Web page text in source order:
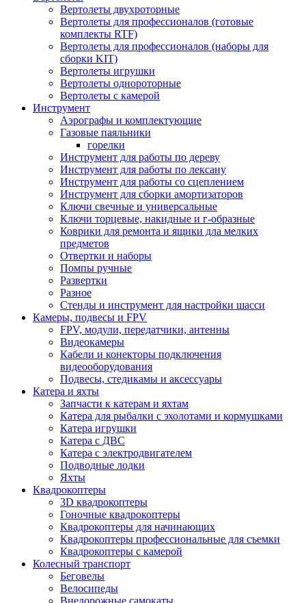
Вертолеты двухроторные
Вертолеты для профессионалов (готовые
комплекты RTF)
Вертолеты для профессионалов (наборы для
сборки KIT)
Вертолеты игрушки
Вертолеты однороторные
Вертолеты с камерой
Инструмент
Аэрографы и комплектующие
Газовые паяльники
горелки
Инструмент для работы по дереву
Инструмент для работы по лексану
Инструмент для работы со сцеплением
Инструмент для сборки амортизаторов
Ключи свечные и универсальные
Ключи торцевые, накидные и г-образные
Коврики для ремонта и ящики дла мелких
предметов
Отвертки и наборы
Помпы ручные
Развертки
Разное
Стенды и инструмент для настройки шасси
Камеры, подвесы и FPV
FPV, модули, передатчики, антенны
Видеокамеры
Кабели и конекторы подключения
видеооборудования
Подвесы, стедикамы и аксессуары
Катера и яхты
Запчасти к катерам и яхтам
Катера для рыбалки с эхолотами и кормушками
Катера игрушки
Катера с ДВС
Катера с электродвигателем
Подводные лодки
Яхты
Квадрокоптеры
3D квадрокоптеры
Гоночные квадрокоптеры
Квадрокоптеры для начинающих
Квадрокоптеры профессиональные для съемки
Квадрокоптеры с камерой
Колесный транспорт
Беговелы
Велосипеды
Внедорожные самокаты